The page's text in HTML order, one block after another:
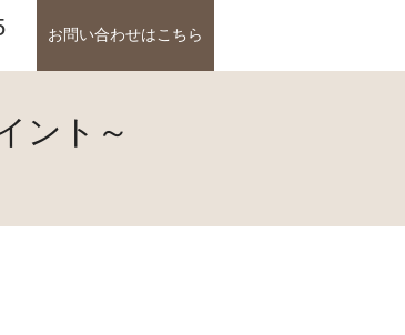
お問い合わせはこちら
ント～